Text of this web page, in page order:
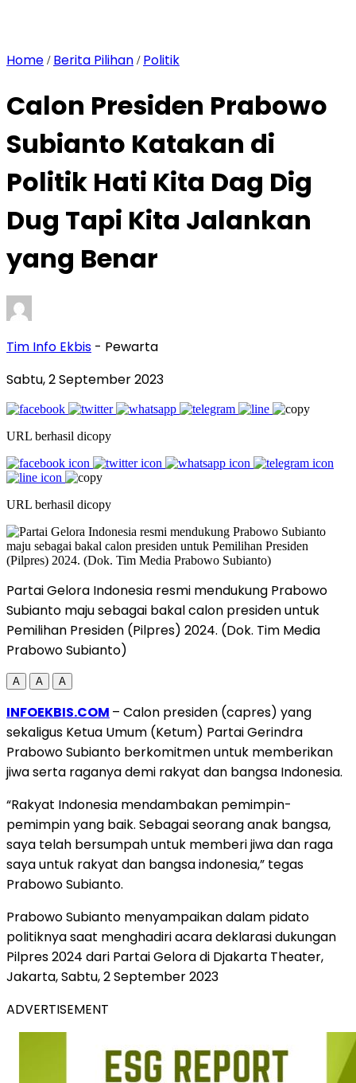
Home / Berita Pilihan / Politik
Calon Presiden Prabowo
Subianto Katakan di
Politik Hati Kita Dag Dig
Dug Tapi Kita Jalankan
yang Benar
Tim Info Ekbis - Pewarta
Sabtu, 2 September 2023
URL berhasil dicopy
URL berhasil dicopy
Partai Gelora Indonesia resmi mendukung Prabowo
Subianto maju sebagai bakal calon presiden untuk
Pemilihan Presiden (Pilpres) 2024. (Dok. Tim Media
Prabowo Subianto)
A A A
INFOEKBIS.COM – Calon presiden (capres) yang
sekaligus Ketua Umum (Ketum) Partai Gerindra
Prabowo Subianto berkomitmen untuk memberikan
jiwa serta raganya demi rakyat dan bangsa Indonesia.
“Rakyat Indonesia mendambakan pemimpin-
pemimpin yang baik. Sebagai seorang anak bangsa,
saya telah bersumpah untuk memberi jiwa dan raga
saya untuk rakyat dan bangsa indonesia,” tegas
Prabowo Subianto.
Prabowo Subianto menyampaikan dalam pidato
politiknya saat menghadiri acara deklarasi dukungan
Pilpres 2024 dari Partai Gelora di Djakarta Theater,
Jakarta, Sabtu, 2 September 2023
ADVERTISEMENT